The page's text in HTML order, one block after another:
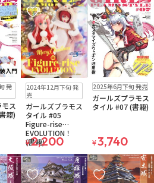
追加
発
ス
籍)
お気に入りに追加
お取り寄せ
2024年12月下旬 発
売
ガールズプラモス
タイル #05
Figure-rise
EVOLUTION！
(書籍)
¥2,200
お気に入りに
販売中残りわずか
2025年6月下旬 発売
ガールズプラモス
タイル #07 (書籍)
¥3,740
追加お気に入りに追加お気に入りに